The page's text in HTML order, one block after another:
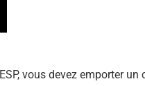
vous devez emporter un